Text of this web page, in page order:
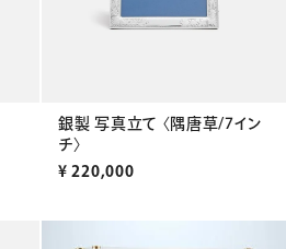
銀製 写真立て 〈隅唐草/7イン
チ〉
¥ 220,000